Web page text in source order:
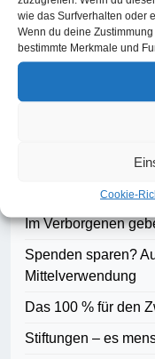
wie das Surfverhalten oder
Wenn du deine
bestimmte Merkmale und
Cookie-
Suchen
Demokratie
Im Verborgenen
Spenden sparen?
Mittelverwendung
Das 100 % für den
Stiftungen – es